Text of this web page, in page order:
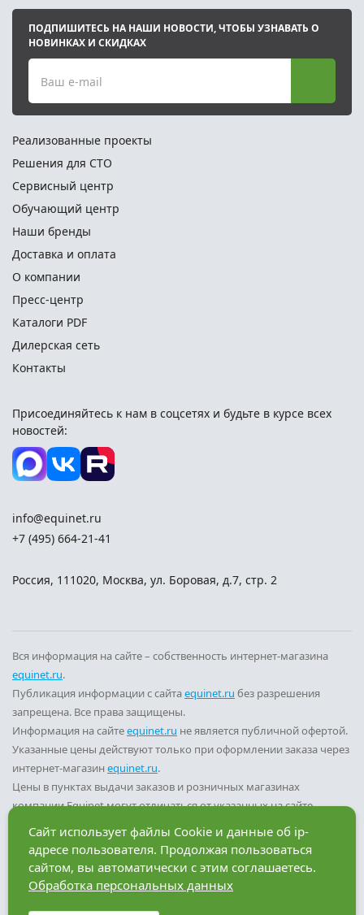
ПОДПИШИТЕСЬ НА НАШИ НОВОСТИ, ЧТОБЫ УЗНАВАТЬ О
НОВИНКАХ И СКИДКАХ
Ваш e-mail
Реализованные проекты
Решения для СТО
Сервисный центр
Обучающий центр
Наши бренды
Доставка и оплата
О компании
Пресс-центр
Каталоги PDF
Дилерская сеть
Контакты
Присоединяйтесь к нам в соцсетях и будьте в курсе всех
новостей:
info@equinet.ru
+7 (495) 664-21-41
Россия, 111020, Москва, ул. Боровая, д.7, стр. 2
Вся информация на сайте – собственность интернет-магазина
equinet.ru.
Публикация информации с сайтаequinet.ru без разрешения
запрещена. Все права защищены.
Информация на сайтеequinet.ru не является публичной офертой.
Указанные цены действуют только при оформлении заказа через
интернет-магазин equinet.ru.
Цены в пунктах выдачи заказов и розничных магазинах
компании Equinet могут отличаться от указанных на сайте.
Вы принимаете условия
политики конфиденциальности
пользовательского соглашения
каждый раз, когда оставляете
свои данные в любой форме обратной связи на сайте
Разработка сайта — компания «Факт»
Сайт использует файлы Cookie и данные об ip-
адресе пользователя. Продолжая пользоваться
сайтом, вы автоматически с этим соглашаетесь.
Обработка персональных данных